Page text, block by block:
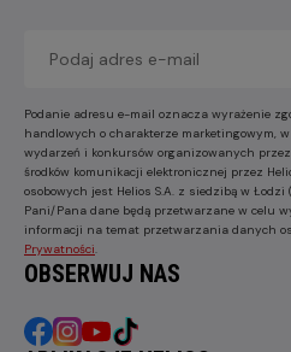
Podanie adresu e-mail oznacza wyrażenie
handlowych o charakterze marketingowym,
wydarzeń i konkursów organizowanych przez
środków komunikacji elektronicznej przez
osobowych jest Helios S.A. z siedzibą w
Pani/Pana dane będą przetwarzane w celu
informacji na temat przetwarzania danych
Prywatności
OBSERWUJ NAS